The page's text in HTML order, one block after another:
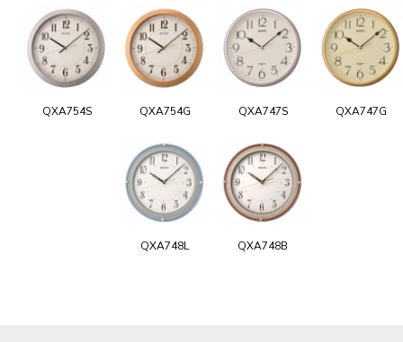
QXA754S QXA754G QXA747S QXA747G
QXA748L QXA748B